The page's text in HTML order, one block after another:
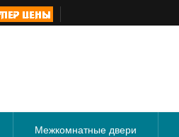
Межкомнатные двери